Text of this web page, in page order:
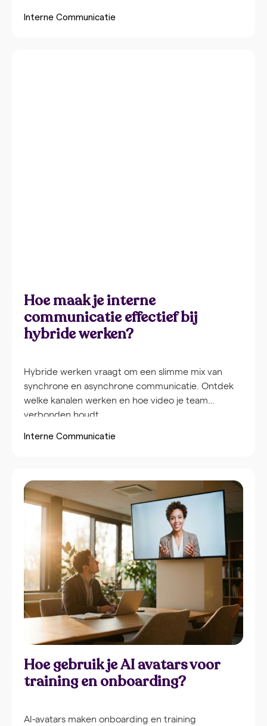
Interne Communicatie
Hoe maak je interne
communicatie effectief bij
hybride werken?
Hybride werken vraagt om een slimme mix van
synchrone en asynchrone communicatie. Ontdek
welke kanalen werken en hoe video je team
verbonden houdt.
Interne Communicatie
Hoe gebruik je AI avatars voor
training en onboarding?
AI-avatars maken onboarding en training